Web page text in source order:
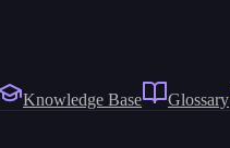
Knowledge Base Glossary